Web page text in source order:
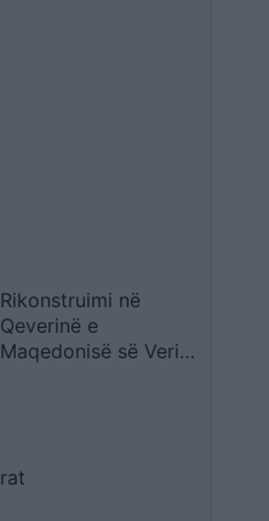
Rikonstruimi në
Qeverinë e
Maqedonisë së Veriut